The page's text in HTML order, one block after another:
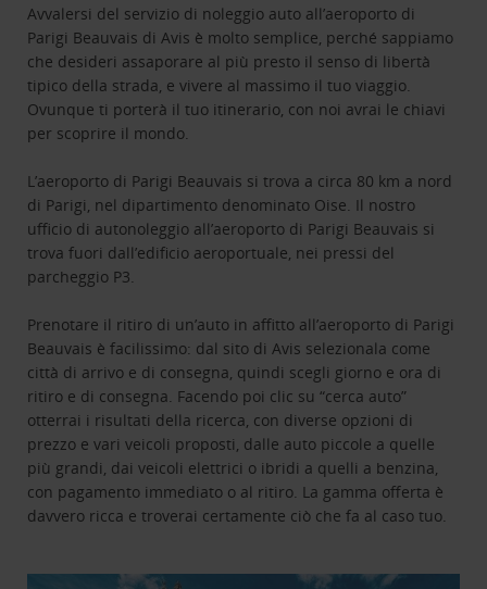
Avvalersi del servizio di noleggio auto all’aeroporto di
Parigi Beauvais di Avis è molto semplice, perché sappiamo
che desideri assaporare al più presto il senso di libertà
tipico della strada, e vivere al massimo il tuo viaggio.
Ovunque ti porterà il tuo itinerario, con noi avrai le chiavi
per scoprire il mondo.
L’aeroporto di Parigi Beauvais si trova a circa 80 km a nord
di Parigi, nel dipartimento denominato Oise. Il nostro
ufficio di autonoleggio all’aeroporto di Parigi Beauvais si
trova fuori dall’edificio aeroportuale, nei pressi del
parcheggio P3.
Prenotare il ritiro di un’auto in affitto all’aeroporto di Parigi
Beauvais è facilissimo: dal sito di Avis selezionala come
città di arrivo e di consegna, quindi scegli giorno e ora di
ritiro e di consegna. Facendo poi clic su “cerca auto”
otterrai i risultati della ricerca, con diverse opzioni di
prezzo e vari veicoli proposti, dalle auto piccole a quelle
più grandi, dai veicoli elettrici o ibridi a quelli a benzina,
con pagamento immediato o al ritiro. La gamma offerta è
davvero ricca e troverai certamente ciò che fa al caso tuo.